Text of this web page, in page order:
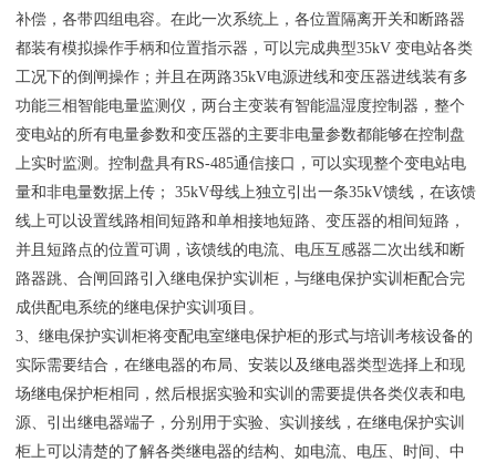
补偿，各带四组电容。在此一次系统上，各位置隔离开关和断路器
都装有模拟操作手柄和位置指示器，可以完成典型35kV 变电站各类
工况下的倒闸操作；并且在两路35kV电源进线和变压器进线装有多
功能三相智能电量监测仪，两台主变装有智能温湿度控制器，整个
变电站的所有电量参数和变压器的主要非电量参数都能够在控制盘
上实时监测。控制盘具有RS-485通信接口，可以实现整个变电站电
量和非电量数据上传； 35kV母线上独立引出一条35kV馈线，在该馈
线上可以设置线路相间短路和单相接地短路、变压器的相间短路，
并且短路点的位置可调，该馈线的电流、电压互感器二次出线和断
路器跳、合闸回路引入继电保护实训柜，与继电保护实训柜配合完
成供配电系统的继电保护实训项目。
3、继电保护实训柜将变配电室继电保护柜的形式与培训考核设备的
实际需要结合，在继电器的布局、安装以及继电器类型选择上和现
场继电保护柜相同，然后根据实验和实训的需要提供各类仪表和电
源、引出继电器端子，分别用于实验、实训接线，在继电保护实训
柜上可以清楚的了解各类继电器的结构、如电流、电压、时间、中